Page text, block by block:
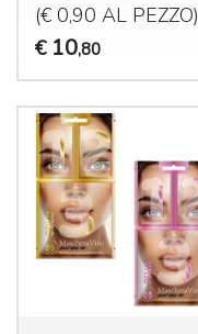
(€ 0,90 AL PEZZO)
€ 10,80